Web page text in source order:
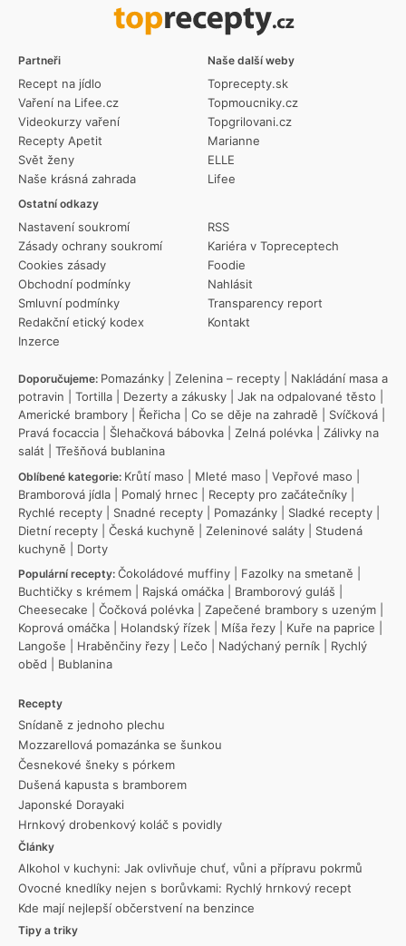
Partneři
Recept na jídlo
Vaření na Lifee.cz
Videokurzy vaření
Recepty Apetit
Svět ženy
Naše krásná zahrada
Ostatní odkazy
Nastavení soukromí
Zásady ochrany soukromí
Cookies zásady
Obchodní podmínky
Smluvní podmínky
Redakční etický kodex
Inzerce
RSS
Kariéra v Topreceptech
Foodie
Nahlásit
Transparency report
Kontakt
Naše další weby
Toprecepty.sk
Topmoucniky.cz
Topgrilovani.cz
Marianne
ELLE
Lifee
Doporučujeme: Pomazánky Zelenina – recepty
Nakládání masa a
potravin
Tortilla Dezerty a zákusky Jak na odpalované těsto
Americké brambory
Řeřicha Co se děje na zahradě Svíčková
Pravá focaccia
Šlehačková bábovka Zelná polévka
Zálivky na
salát
Třešňová bublanina
Oblíbené kategorie: Krůtí maso Mleté maso Vepřové maso
Bramborová jídla
Pomalý hrnec Recepty pro začátečníky
Rychlé recepty
Snadné recepty Pomazánky Sladké recepty
Dietní recepty
Česká kuchyně Zeleninové saláty
Studená
kuchyně
Dorty
Populární recepty: Čokoládové muffiny Fazolky na smetaně
Buchtičky s krémem
Rajská omáčka Bramborový guláš
Cheesecake
Čočková polévka Zapečené brambory s uzeným
Koprová omáčka
Holandský řízek Míša řezy Kuře na paprice
Langoše
Hraběnčiny řezy Lečo Nadýchaný perník
Rychlý
oběd
Bublanina
Recepty
Snídaně z jednoho plechu
Mozzarellová pomazánka se šunkou
Česnekové šneky s pórkem
Dušená kapusta s bramborem
Japonské Dorayaki
Hrnkový drobenkový koláč s povidly
Články
Alkohol v kuchyni: Jak ovlivňuje chuť, vůni a přípravu pokrmů
Ovocné knedlíky nejen s borůvkami: Rychlý hrnkový recept
Kde mají nejlepší občerstvení na benzince
Tipy a triky